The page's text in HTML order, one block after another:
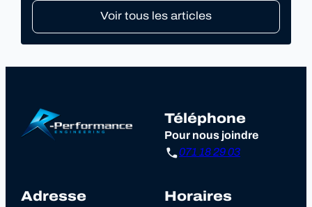
Voir tous les articles
Téléphone
Pour nous joindre
071 18 29 03
Adresse Horaires